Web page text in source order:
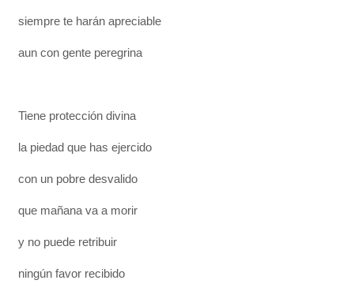
siempre te harán apreciable
aun con gente peregrina
Tiene protección divina
la piedad que has ejercido
con un pobre desvalido
que mañana va a morir
y no puede retribuir
ningún favor recibido